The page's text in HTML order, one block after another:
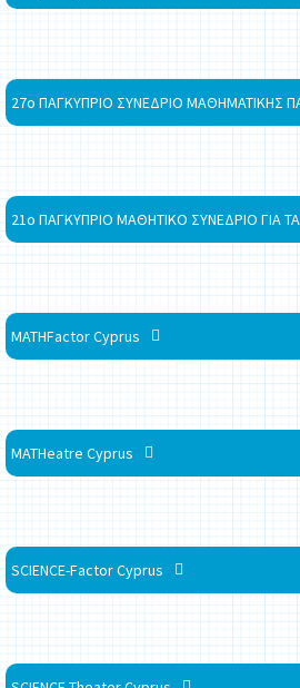
27ο ΠΑΓΚΥΠΡΙΟ ΣΥΝΕΔΡΙΟ ΜΑΘΗΜΑΤΙΚΗΣ
21ο ΠΑΓΚΥΠΡΙΟ ΜΑΘΗΤΙΚΟ ΣΥΝΕΔΡΙΟ ΓΙΑ
MATHFactor Cyprus
MATHeatre Cyprus
SCIENCE-Factor Cyprus